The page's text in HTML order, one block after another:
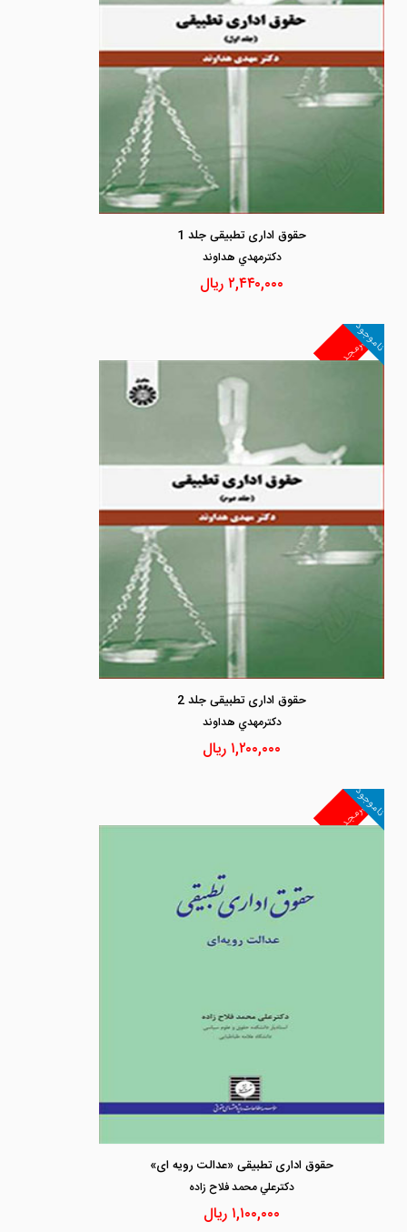
حقوق اداری تطبیقی جلد 1
دكترمهدي هداوند
۲,۴۴۰,۰۰۰ریال
غیرمجد
ناموجود
حقوق اداری تطبیقی جلد 2
دكترمهدي هداوند
۱,۲۰۰,۰۰۰ ریال
غیرمجد
ناموجود
حقوق اداری تطبیقی «عدالت رویه ای»
دكترعلي محمد فلاح زاده
۱,۱۰۰,۰۰۰ ریال